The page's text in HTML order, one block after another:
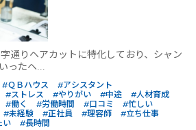
通りヘアカットに特化しており、シャン
ったヘ...
#ＱＢハウス
#アシスタント
#ストレス #やりがい #中途
#人材育成
#働く #労働時間 #口コミ
#忙しい
#未経験 #正社員 #理容師
#立ち仕事
い #長時間